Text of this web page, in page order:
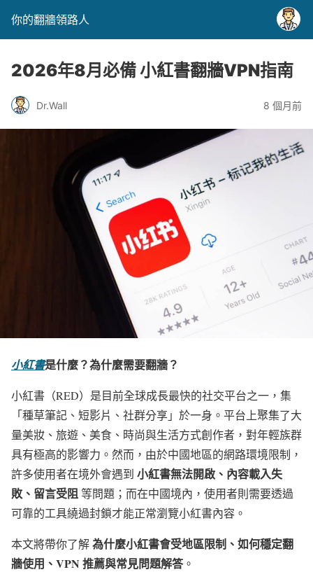
你的翻牆領路人
2026年8月必備 小紅書翻牆VPN指南
Dr.Wall 8 個月前
小紅書是什麼？為什麼需要翻牆？
小紅書（RED）是目前全球成長最快的社交平台之一，集
「種草筆記、短影片、社群分享」於一身。平台上聚集了大
量美妝、旅遊、美食、時尚與生活方式創作者，對年輕族群
具有極高的影響力。然而，由於中國地區的網路環境限制，
許多使用者在境外會遇到 小紅書無法開啟、內容載入失
敗、留言受阻等問題；而在中國境內，使用者則需要透過
可靠的工具繞過封鎖才能正常瀏覽小紅書內容。
本文將帶你了解為什麼小紅書會受地區限制、如何穩定翻
牆使用、VPN 推薦與常見問題解答。